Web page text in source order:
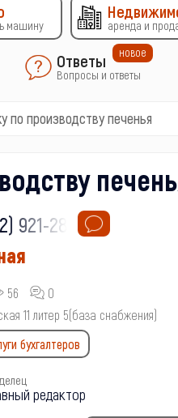
машину аренда и
Ответы
Вопросы и ответы
новое
по производству печенья
921-28-
56
0
11 литер 5(база снабжения)
бухгалтеров
редактор